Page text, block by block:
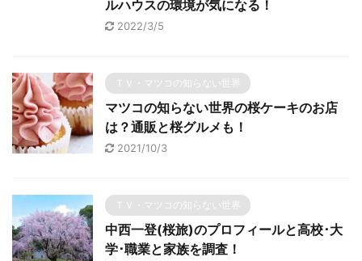
ルハウスの環境が気になる！
2022/3/5
ＴＶ・マツコの知らない世界
マツコの知らない世界の桜ケーキのお店
は？通販と桜グルメも！
2021/10/3
ＴＶ・マツコの知らない世界
中西一登(桜旅)のプロフィールと高校･大
学･職業と家族を調査！